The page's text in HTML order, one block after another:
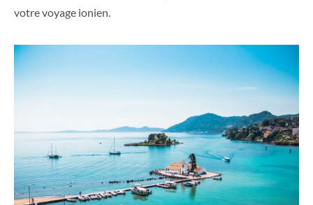
votre voyage ionien.